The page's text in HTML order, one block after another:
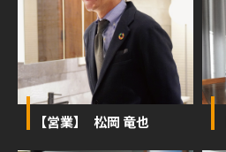
【営業】 松岡 竜也